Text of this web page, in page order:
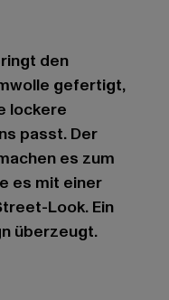
den
gefertigt,
lockere
passt. Der
es zum
es mit einer
Look. Ein
überzeugt.